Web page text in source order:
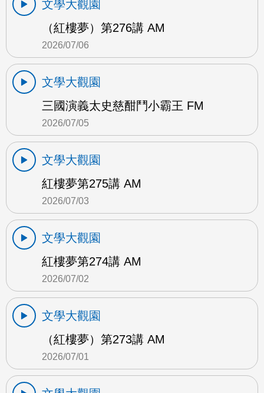
文學大觀園
（紅樓夢）第276講 AM
2026/07/06
文學大觀園
三國演義太史慈酣鬥小霸王 FM
2026/07/05
文學大觀園
紅樓夢第275講 AM
2026/07/03
文學大觀園
紅樓夢第274講 AM
2026/07/02
文學大觀園
（紅樓夢）第273講 AM
2026/07/01